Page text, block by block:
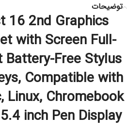
توضیحات
16 2nd Graphics
with Screen Full-
Free Stylus
Compatible with
Linux, Chromebook
inch Pen Display